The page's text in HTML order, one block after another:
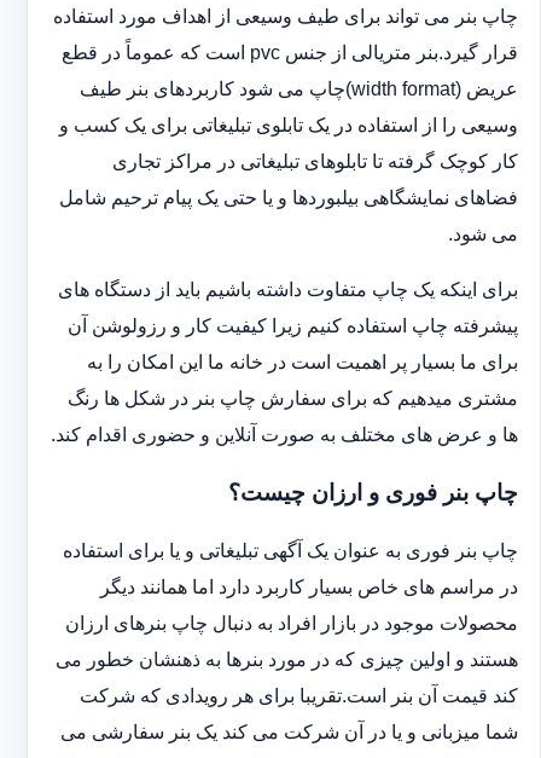
چاپ بنر می تواند برای طیف وسیعی از اهداف مورد استفاده
قرار گیرد.بنر متریالی از جنس pvc است که عموماً در قطع
عریض (width format)چاپ می شود کاربردهای بنر طیف
وسیعی را از استفاده در یک تابلوی تبلیغاتی برای یک کسب و
کار کوچک گرفته تا تابلوهای تبلیغاتی در مراکز تجاری
فضاهای نمایشگاهی بیلبوردها و یا حتی یک پیام ترحیم شامل
می شود.
برای اینکه یک چاپ متفاوت داشته باشیم باید از دستگاه های
پیشرفته چاپ استفاده کنیم زیرا کیفیت کار و رزولوشن آن
برای ما بسیار پر اهمیت است در خانه ما این امکان را به
مشتری میدهیم که برای سفارش چاپ بنر در شکل ها رنگ
ها و عرض های مختلف به صورت آنلاین و حضوری اقدام کند.
چاپ بنر فوری و ارزان چیست؟
چاپ بنر فوری به عنوان یک آگهی تبلیغاتی و یا برای استفاده
در مراسم های خاص بسیار کاربرد دارد اما همانند دیگر
محصولات موجود در بازار افراد به دنبال چاپ بنرهای ارزان
هستند و اولین چیزی که در مورد بنرها به ذهنشان خطور می
کند قیمت آن بنر است.تقریبا برای هر رویدادی که شرکت
شما میزبانی و یا در آن شرکت می کند یک بنر سفارشی می